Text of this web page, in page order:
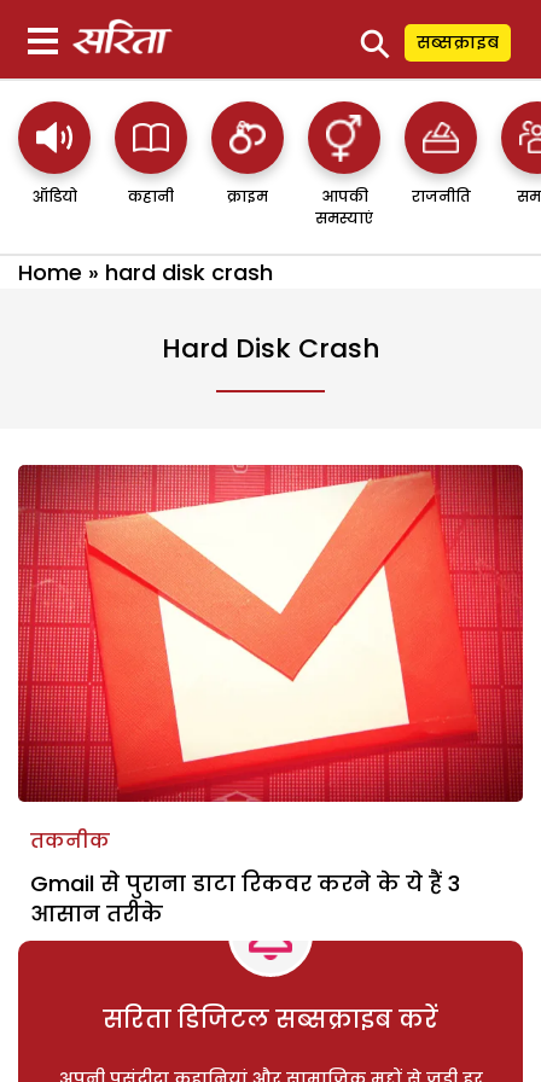
⚲ सब्सक्राइब
ऑडियो कहानी क्राइम
आपकी
समस्याएं
राजनीति
Home » hard disk crash
Hard Disk Crash
तकनीक
Gmail से पुराना डाटा रिकवर करने के ये हैं 3
आसान तरीके
सरिता डिजिटल सब्सक्राइब करें